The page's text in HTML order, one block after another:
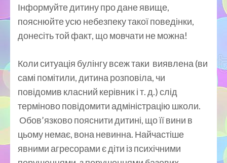
Інформуйте дитину про дане явище,
пояснюйте усю небезпеку такої поведінки,
донесіть той факт, що мовчати не можна!
Коли ситуація булінгу всеж таки виявлена (ви
самі помітили, дитина розповіла, чи
повідомив класний керівник і т. д.) слід
терміново повідомити адміністрацію школи.
Обов’язково пояснити дитині, що її вини в
цьому немає, вона невинна. Найчастіше
явними агресорами є діти із психічними